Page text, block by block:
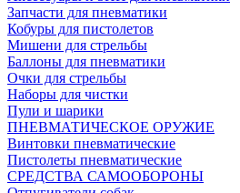
Запчасти для пневматики
Кобуры для пистолетов
Мишени для стрельбы
Баллоны для пневматики
Очки для стрельбы
Наборы для чистки
Пули и шарики
ПНЕВМАТИЧЕСКОЕ ОРУЖИЕ
Винтовки пневматические
Пистолеты пневматические
СРЕДСТВА САМООБОРОНЫ